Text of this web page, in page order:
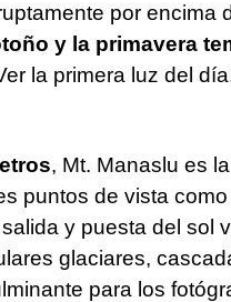
por
y la primavera
la primera luz del
, Mt. Manaslu es
puntos de vista
y puesta del sol
glaciares,
para los